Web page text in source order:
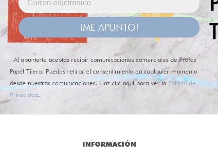
¡ME APUNTO!
Al apuntarte aceptas recibir comunicaciones comerciales de Profes
Papel Tijera. Puedes retirar el consentimiento en cualquier momento
desde nuestras comunicaciones. Haz clic aquí para ver la Política de
Privacidad.
INFORMACIÓN